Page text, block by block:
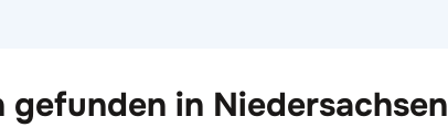
in Niedersachsen